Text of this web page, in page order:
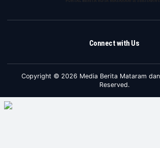
Connect with Us
Copyright © 2026 Media Berita Mataram dan
Reserved.